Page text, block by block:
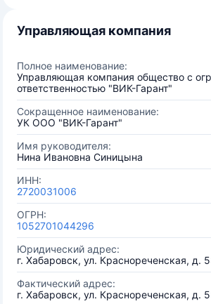
Управляющая компания
Полное наименование:
Управляющая компания общество с
ответственностью "ВИК-Гарант"
Сокращенное наименование:
УК ООО "ВИК-Гарант"
Имя руководителя:
Нина Ивановна Синицына
ИНН:
2720031006
ОГРН:
1052701044296
Юридический адрес:
г. Хабаровск, ул. Краснореченская, д.
Фактический адрес:
г. Хабаровск, ул. Краснореченская, д.